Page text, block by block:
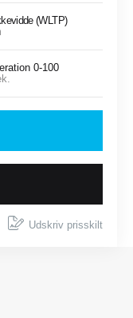
(WLTP)
0-100
Udskriv prisskilt